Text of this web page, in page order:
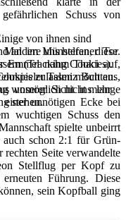
Schuss von
im Münsteraner Tor.
Emmel nahm Thaci auf,
Talmiz Butt aus,
unserer Sicht ins lange
unnötigen Ecke bei
wuchtigen Schuss den
spielte unbeirrt
schon 2:1 für Grün-
Seite verwandelte
Stellflug per Kopf zu
Führung. Diese
sein Kopfball ging
von ihnen sind
andere uns helfen, diese
(Tracking Cookies).
zulassen möchten.
womöglich nicht mehr
stehen.